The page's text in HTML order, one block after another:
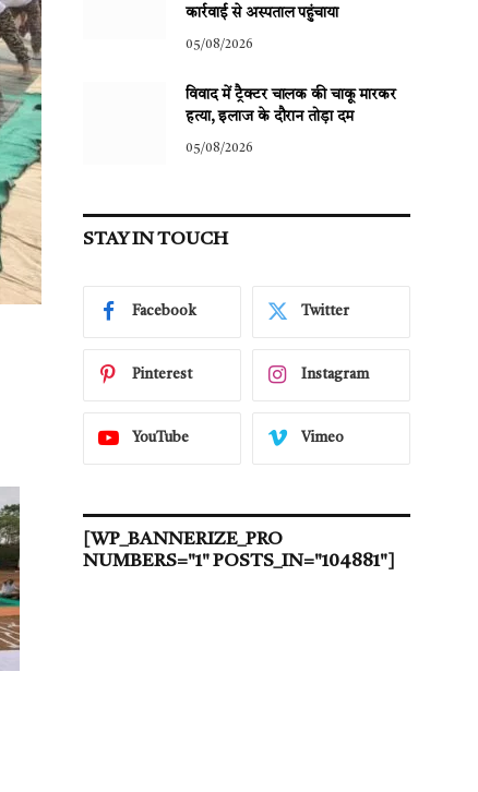
कार्रवाई से अस्पताल पहुंचाया
05/08/2026
विवाद में ट्रैक्टर चालक की चाकू मारकर
हत्या, इलाज के दौरान तोड़ा दम
05/08/2026
STAY IN TOUCH
Facebook Twitter
Pinterest Instagram
YouTube Vimeo
[WP_BANNERIZE_PRO
NUMBERS="1" POSTS_IN="104881"]